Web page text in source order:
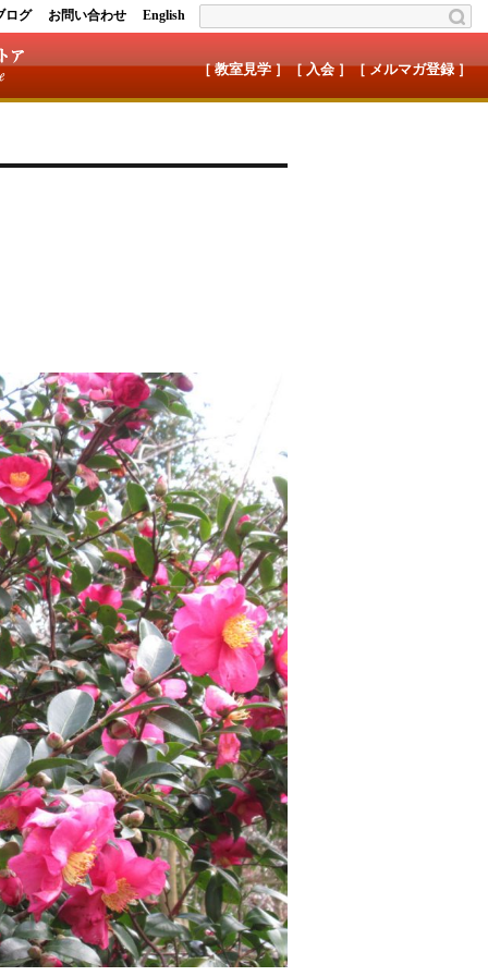
ログ お問い合わせ English
［ 教室見学 ］［ 入会 ］［ メルマガ登録 ］